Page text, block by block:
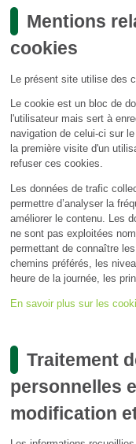
Mentions
cookies
Le présent site utilise des
Le cookie est un bloc de
l'utilisateur mais sert à
navigation de celui-ci sur
la première visite d'un
refuser ces cookies.
Les données de trafic
permettre d’analyser la
améliorer le contenu. Les
ne sont pas exploitées
permettant de connaître
chemins préférés, les
heure de la journée, les
En savoir plus sur les
Traitement
personnelles
modification